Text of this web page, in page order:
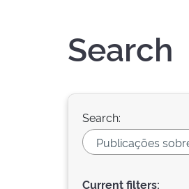
Search
Search:
Current filters: